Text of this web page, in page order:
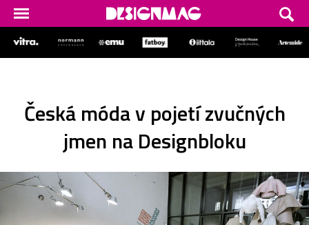
Česká móda v pojetí zvučných
jmen na Designbloku